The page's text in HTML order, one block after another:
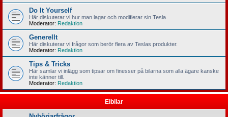
Do It Yourself
Här diskuterar vi hur man lagar och modifierar sin Tesla.
Moderator: Redaktion
Generellt
Här diskuterar vi frågor som berör flera av Teslas produkter.
Moderator: Redaktion
Tips & Tricks
Här samlar vi inlägg som tipsar om finesser på bilarna som alla ägare kanske
inte känner till.
Moderator: Redaktion
Elbilar